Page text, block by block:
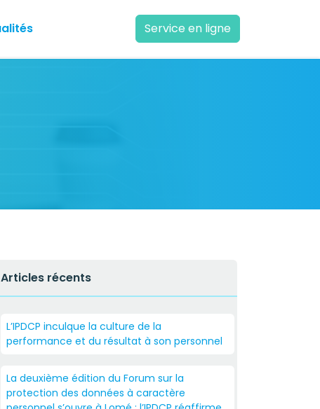
Service en ligne
Articles récents
L’IPDCP inculque la culture de la
performance et du résultat à son personnel
La deuxième édition du Forum sur la
protection des données à caractère